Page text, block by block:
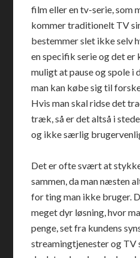
film eller en tv-serie, som
kommer traditionelt TV
bestemmer slet ikke selv
en specifik serie og det
muligt at pause og spole i
man kan købe sig til
Hvis man skal ridse det
træk, så er det altså i
og ikke særlig
Det er ofte svært at
sammen, da man næsten
for ting man ikke bruger.
meget dyr løsning, hvor
penge, set fra kundens
streamingtjenester og TV